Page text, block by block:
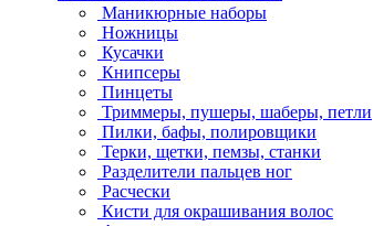
Маникюрные наборы
Ножницы
Кусачки
Книпсеры
Пинцеты
Триммеры, пушеры, шаберы, петли
Пилки, бафы, полировщики
Терки, щетки, пемзы, станки
Разделители пальцев ног
Расчески
Кисти для окрашивания волос